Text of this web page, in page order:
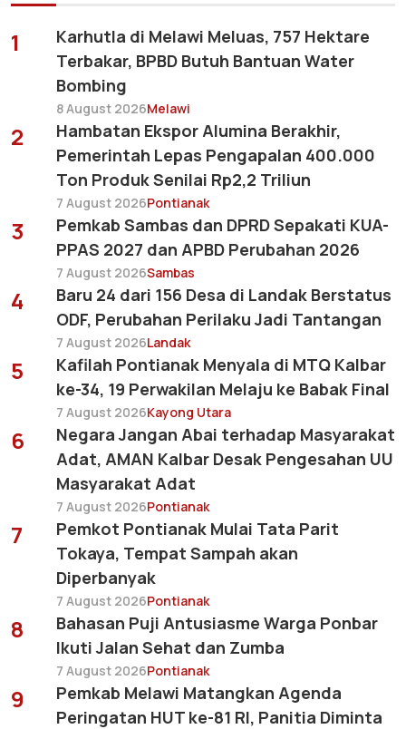
1
Karhutla di Melawi Meluas, 757 Hektare
Terbakar, BPBD Butuh Bantuan Water
Bombing
8 August 2026Melawi
2
Hambatan Ekspor Alumina Berakhir,
Pemerintah Lepas Pengapalan 400.000
Ton Produk Senilai Rp2,2 Triliun
7 August 2026Pontianak
3
Pemkab Sambas dan DPRD Sepakati KUA-
PPAS 2027 dan APBD Perubahan 2026
7 August 2026Sambas
4
Baru 24 dari 156 Desa di Landak Berstatus
ODF, Perubahan Perilaku Jadi Tantangan
7 August 2026Landak
5
Kafilah Pontianak Menyala di MTQ Kalbar
ke-34, 19 Perwakilan Melaju ke Babak Final
7 August 2026Kayong Utara
6
Negara Jangan Abai terhadap Masyarakat
Adat, AMAN Kalbar Desak Pengesahan UU
Masyarakat Adat
7 August 2026Pontianak
7
Pemkot Pontianak Mulai Tata Parit
Tokaya, Tempat Sampah akan
Diperbanyak
7 August 2026Pontianak
8
Bahasan Puji Antusiasme Warga Ponbar
Ikuti Jalan Sehat dan Zumba
7 August 2026Pontianak
9
Pemkab Melawi Matangkan Agenda
Peringatan HUT ke-81 RI, Panitia Diminta